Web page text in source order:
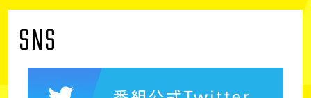
SNS